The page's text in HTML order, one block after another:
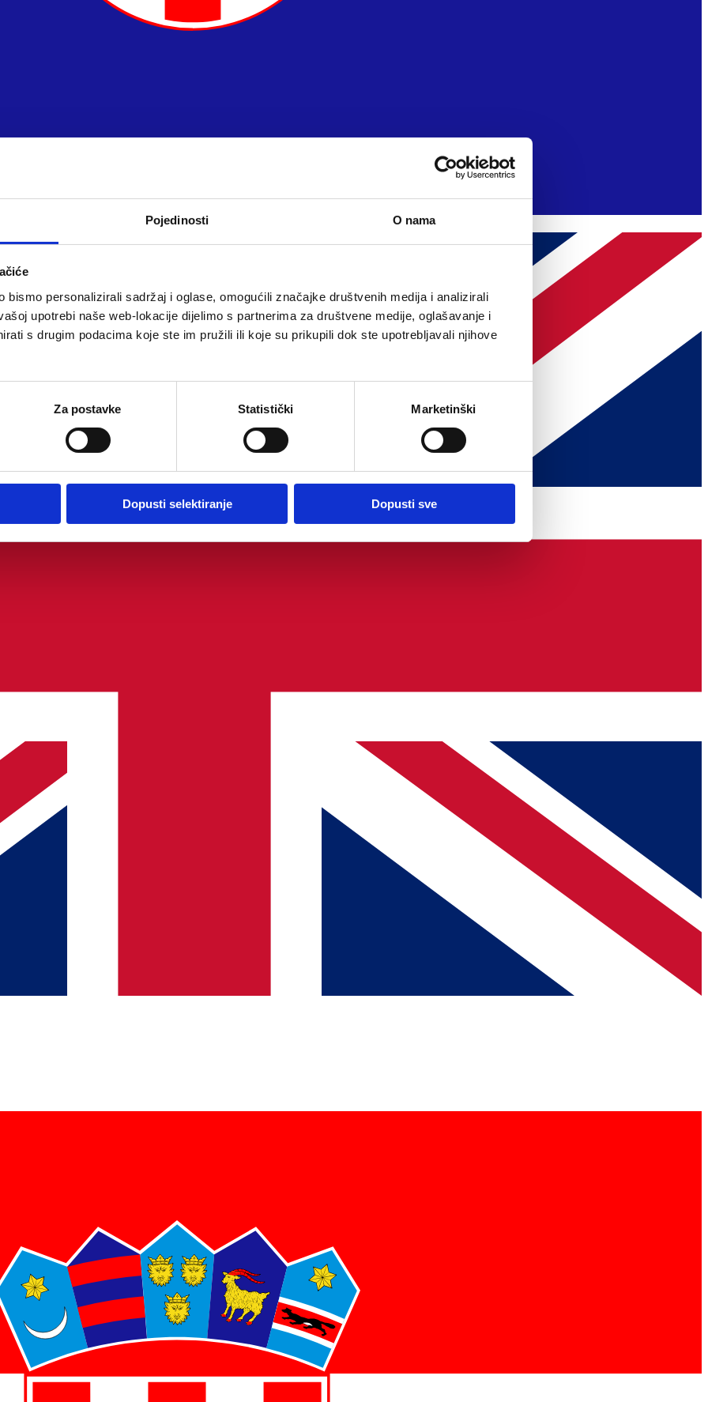
Pojedinosti O nama
bismo personalizirali sadržaj i oglase, omogućili značajke društvenih medija i analizirali
upotrebi naše web-lokacije dijelimo s partnerima za društvene medije, oglašavanje i
s drugim podacima koje ste im pružili ili koje su prikupili dok ste upotrebljavali njihove
Za postavke Statistički Marketinški
Dopusti selektiranje Dopusti sve